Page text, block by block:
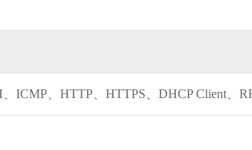
ICMP、HTTP、HTTPS、DHCP Client、